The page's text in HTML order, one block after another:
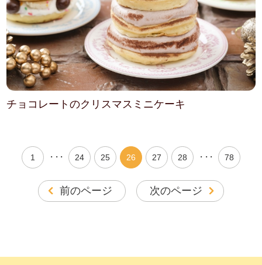
チョコレートのクリスマスミニケーキ
前のページ
1 ・・・ 24 25 26 27 28 ・・・ 78
次のページ